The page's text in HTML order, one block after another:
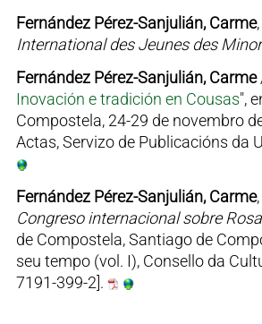
Fernández Pérez-Sanjulián, Carme
International des Jeunes des
Fernández Pérez-Sanjulián, Carme
Inovación e tradición en Cousas",
Compostela, 24-29 de novembro
Actas, Servizo de Publicacións da
Fernández Pérez-Sanjulián, Carme,
Congreso internacional sobre
de Compostela, Santiago de
seu tempo (vol. I), Consello da
7191-399-2].